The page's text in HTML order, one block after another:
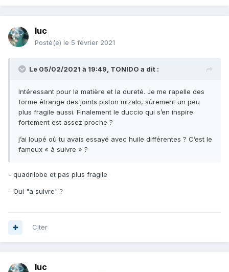
luc
Posté(e) le 5 février 2021
Le 05/02/2021 à 19:49, TONIDO a dit :
Intéressant pour la matière et la dureté. Je me rapelle des
forme étrange des joints piston mizalo, sûrement un peu
plus fragile aussi. Finalement le duccio qui s’en inspire
fortement est assez proche ?
j’ai loupé où tu avais essayé avec huile différentes ? C’est le
fameux « à suivre » ?
- quadrilobe et pas plus fragile
- Oui "a suivre" ?
Citer
luc